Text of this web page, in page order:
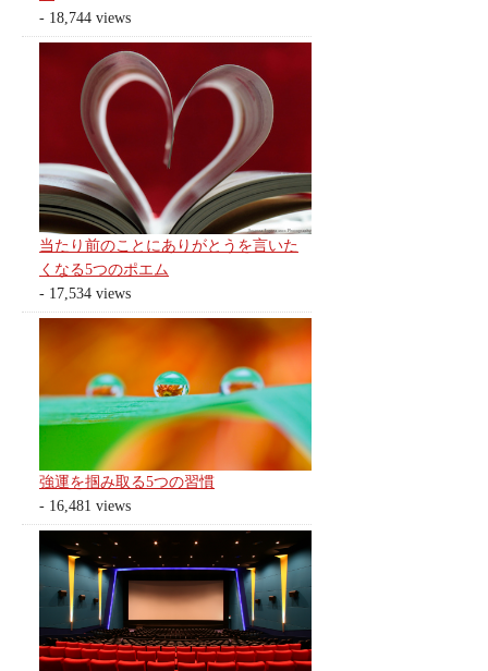
- 18,744 views
当たり前のことにありがとうを言いた
くなる5つのポエム
- 17,534 views
強運を掴み取る5つの習慣
- 16,481 views